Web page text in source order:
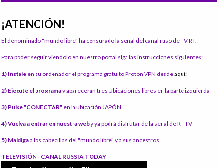
¡ATENCIÓN!
El denominado "mundo libre" ha censurado la señal del canal ruso de TV RT.
Para poder seguir viéndolo en nuestro portal siga las instrucciones siguientes:
1) Instale en su ordenador el programa gratuito Proton VPN desdeaquí:
2) Ejecute el programay aparecerán tres Ubicaciones libres en la parte izquierda
3) Pulse "CONECTAR" en la ubicación JAPÓN
4) Vuelva a entrar en nuestra weby ya podrá disfrutar de la señal de RT TV
5) Maldigaa los cabecillas del "mundo libre" y a sus ancestros
TELEVISIÓN - CANAL RUSSIA TODAY